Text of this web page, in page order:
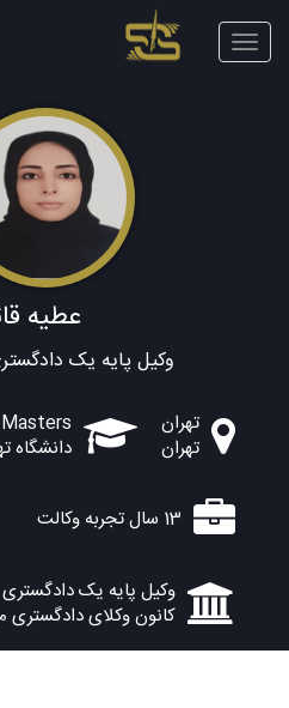
Toggle
navigation
عطیه
وکیل پایه یک
تهران
تهران
Masters حقوق
دانشگاه
13 سال تجربه وکالت
وکیل پایه یک دادگستری
کانون وکلای دادگستری